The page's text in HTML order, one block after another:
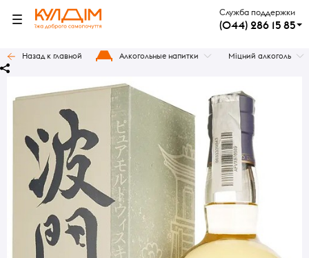
Служба поддержки
(044) 286 15 85
Назад к главной Алкогольные напитки Міцний алкоголь